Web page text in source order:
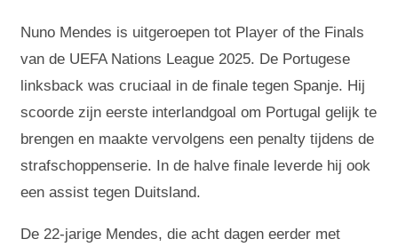
Nuno Mendes is uitgeroepen tot Player of the Finals
van de UEFA Nations League 2025. De Portugese
linksback was cruciaal in de finale tegen Spanje. Hij
scoorde zijn eerste interlandgoal om Portugal gelijk te
brengen en maakte vervolgens een penalty tijdens de
strafschoppenserie. In de halve finale leverde hij ook
een assist tegen Duitsland.
De 22-jarige Mendes, die acht dagen eerder met